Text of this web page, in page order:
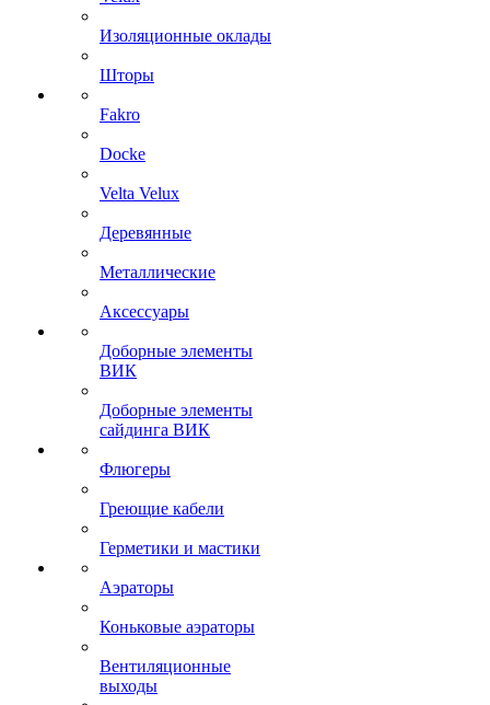
Изоляционные оклады
Шторы
Fakro
Docke
Velta Velux
Деревянные
Металлические
Аксессуары
Доборные элементы
ВИК
Доборные элементы
сайдинга ВИК
Флюгеры
Греющие кабели
Герметики и мастики
Аэраторы
Коньковые аэраторы
Вентиляционные
выходы